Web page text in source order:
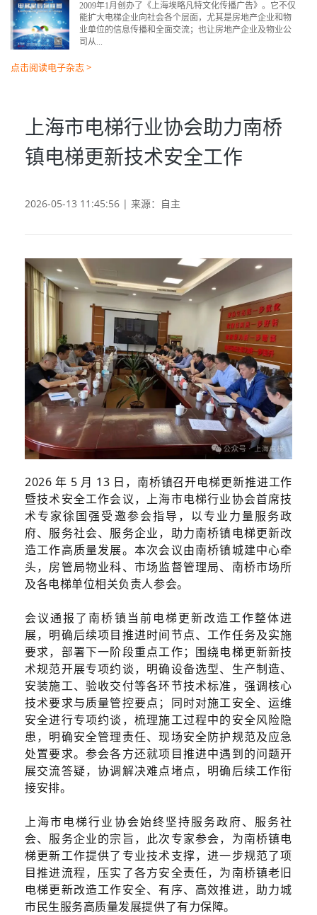
2009年1月创办了《上海埃略凡特文化传播广告》。它不仅
能扩大电梯企业向社会各个层面，尤其是房地产企业和物
业单位的信息传播和全面交流；也让房地产企业及物业公
司从...
点击阅读电子杂志 >
上海市电梯行业协会助力南桥
镇电梯更新技术安全工作
2026-05-13 11:45:56 | 来源：自主
2026 年 5 月 13 日，南桥镇召开电梯更新推进工作
暨技术安全工作会议，上海市电梯行业协会首席技
术专家徐国强受邀参会指导，以专业力量服务政
府、服务社会、服务企业，助力南桥镇电梯更新改
造工作高质量发展。本次会议由南桥镇城建中心牵
头，房管局物业科、市场监督管理局、南桥市场所
及各电梯单位相关负责人参会。
会议通报了南桥镇当前电梯更新改造工作整体进
展，明确后续项目推进时间节点、工作任务及实施
要求，部署下一阶段重点工作；围绕电梯更新新技
术规范开展专项约谈，明确设备选型、生产制造、
安装施工、验收交付等各环节技术标准，强调核心
技术要求与质量管控要点；同时对施工安全、运维
安全进行专项约谈，梳理施工过程中的安全风险隐
患，明确安全管理责任、现场安全防护规范及应急
处置要求。参会各方还就项目推进中遇到的问题开
展交流答疑，协调解决难点堵点，明确后续工作衔
接安排。
上海市电梯行业协会始终坚持服务政府、服务社
会、服务企业的宗旨，此次专家参会，为南桥镇电
梯更新工作提供了专业技术支撑，进一步规范了项
目推进流程，压实了各方安全责任，为南桥镇老旧
电梯更新改造工作安全、有序、高效推进，助力城
市民生服务高质量发展提供了有力保障。